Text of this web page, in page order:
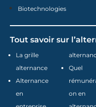
Biotechnologies
Tout savoir sur
La grille
alternance
Alternance
en
Quel
on en